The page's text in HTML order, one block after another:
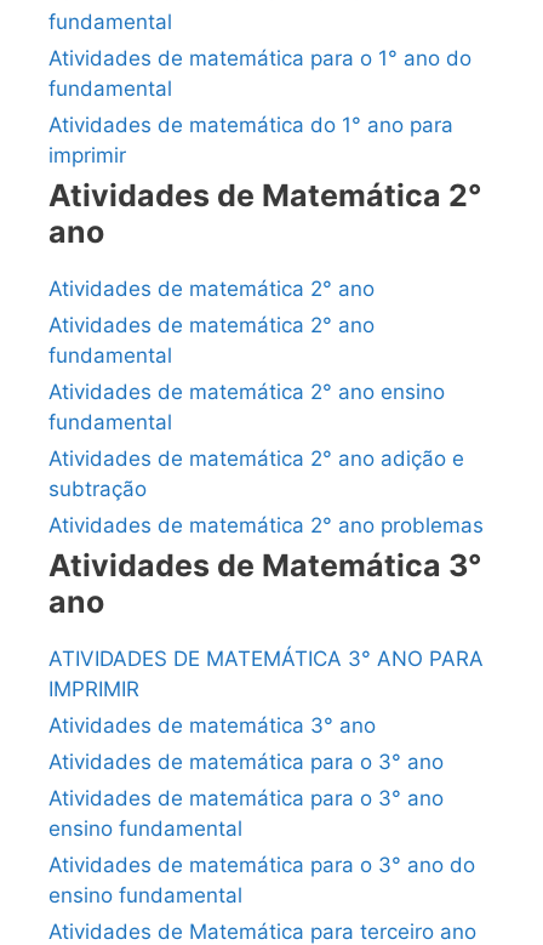
fundamental
Atividades de matemática para o 1° ano do
fundamental
Atividades de matemática do 1° ano para
imprimir
Atividades de Matemática 2°
ano
Atividades de matemática 2° ano
Atividades de matemática 2° ano
fundamental
Atividades de matemática 2° ano ensino
fundamental
Atividades de matemática 2° ano adição e
subtração
Atividades de matemática 2° ano problemas
Atividades de Matemática 3°
ano
ATIVIDADES DE MATEMÁTICA 3° ANO PARA
IMPRIMIR
Atividades de matemática 3° ano
Atividades de matemática para o 3° ano
Atividades de matemática para o 3° ano
ensino fundamental
Atividades de matemática para o 3° ano do
ensino fundamental
Atividades de Matemática para terceiro ano